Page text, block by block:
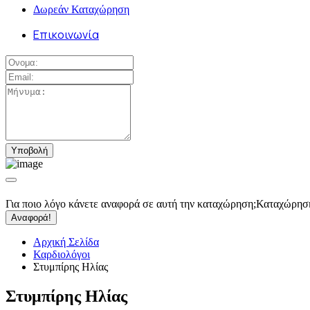
Δωρεάν Καταχώρηση
Επικοινωνία
Για ποιο λόγο κάνετε αναφορά σε αυτή την καταχώρηση;
Αναφορά!
Αρχική Σελίδα
Καρδιολόγοι
Στυμπίρης Ηλίας
Στυμπίρης Ηλίας